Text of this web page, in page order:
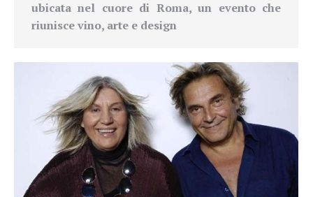
ubicata nel cuore di Roma, un evento che
riunisce vino, arte e design